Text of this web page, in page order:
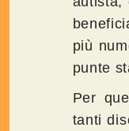
più
punte
Per
tanti